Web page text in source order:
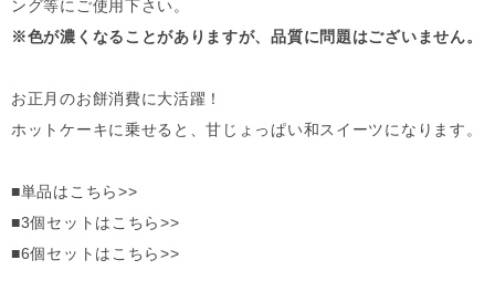
ング等にご使用下さい。
※色が濃くなることがありますが、品質に問題はございません。
お正月のお餅消費に大活躍！
ホットケーキに乗せると、甘じょっぱい和スイーツになります。
■単品はこちら>>
■3個セットはこちら>>
■6個セットはこちら>>